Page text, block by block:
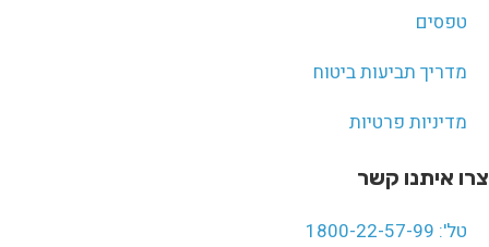
טפסים
מדריך תביעות ביטוח
מדיניות פרטיות
צרו איתנו קשר
טל': 1800-22-57-99